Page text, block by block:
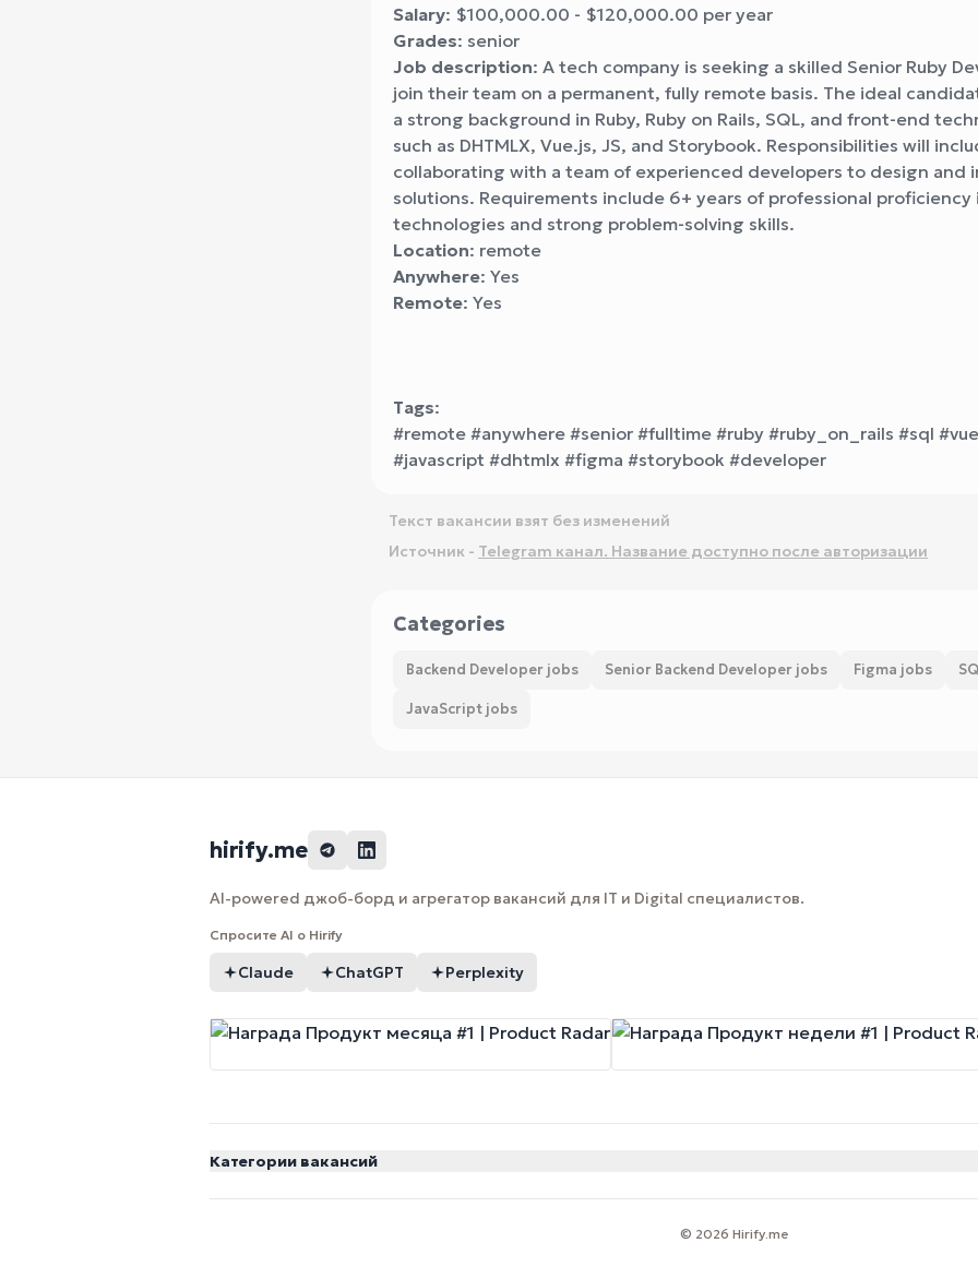
Salary: $100,000.00 - $120,000.00 per year
Grades: senior
Job description: A tech company is seeking a skilled Senior Ruby
join their team on a permanent, fully remote basis. The ideal
a strong background in Ruby, Ruby on Rails, SQL, and front-end
such as DHTMLX, Vue.js, JS, and Storybook. Responsibilities will
collaborating with a team of experienced developers to design and
solutions. Requirements include 6+ years of professional proficiency
technologies and strong problem-solving skills.
Location: remote
Anywhere: Yes
Remote: Yes
Tags:
#remote #anywhere #senior #fulltime #ruby #ruby_on_rails #sql
#javascript #dhtmlx #figma #storybook #developer
Текст вакансии взят без изменений
Источник - Telegram канал. Название доступно после авторизации
Categories
Backend Developer jobs Senior Backend Developer jobs Figma jobs
JavaScript jobs
hirify.me
AI-powered джоб-борд и агрегатор вакансий для IT и Digital специалистов.
Спросите AI о Hirify
Claude ChatGPT Perplexity
Категории вакансий
© 2026 Hirify.me